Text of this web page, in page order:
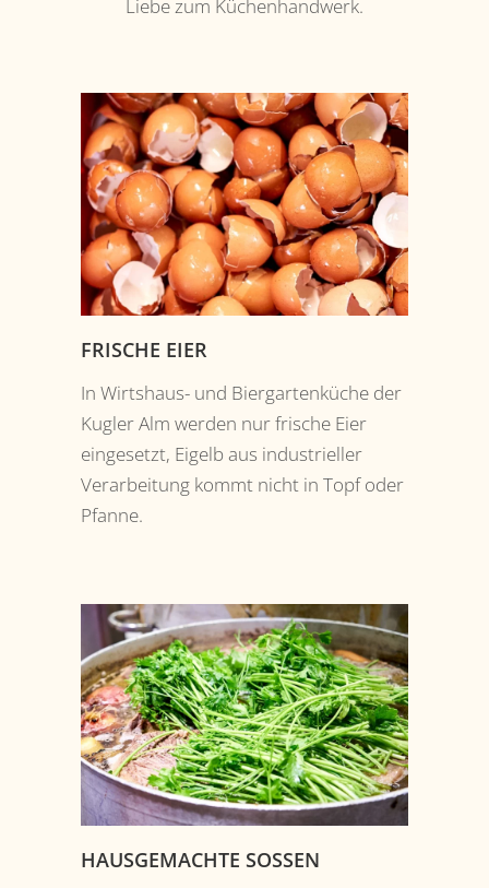
Liebe zum Küchenhandwerk.
FRISCHE EIER
In Wirtshaus- und Biergartenküche der
Kugler Alm werden nur frische Eier
eingesetzt, Eigelb aus industrieller
Verarbeitung kommt nicht in Topf oder
Pfanne.
HAUSGEMACHTE SOSSEN